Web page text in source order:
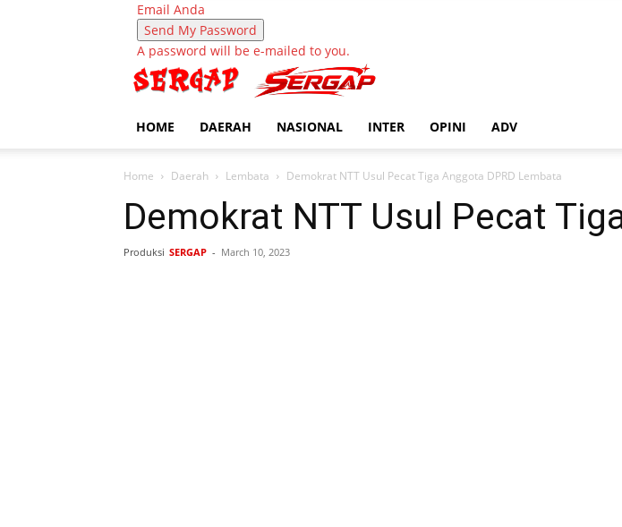
Email Anda
A password will be e-mailed to you.
HOME DAERAH NASIONAL INTER OPINI ADV
Home Daerah Lembata Demokrat NTT Usul Pecat Tiga Anggota DPRD Lembata
Demokrat NTT Usul Pecat
Produksi SERGAP - March 10, 2023